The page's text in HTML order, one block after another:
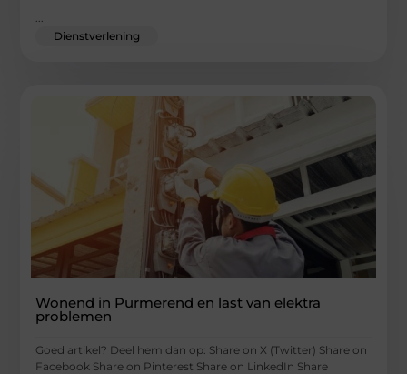
Dienstverlening
Wonend in Purmerend en last van elektra
problemen
Goed artikel? Deel hem dan op: Share on X (Twitter) Share on
Facebook Share on Pinterest Share on LinkedIn Share